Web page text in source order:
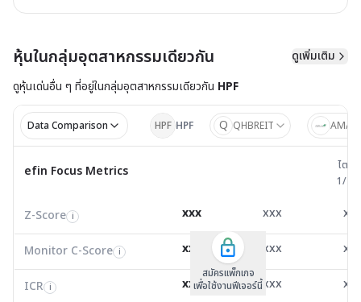
หุ้นในกลุ่มอุตสาหกรรมเดียวกัน
ดูเพิ่มเติม
ดูหุ้นเด่นอื่น ๆ ที่อยู่ในกลุ่มอุตสาหกรรมเดียวกัน HPF
Data Comparison HPF HPF Q QHBREIT
efin Focus Metrics ไตรมาส
Z-Score i 0.00 0.00
Monitor C-Score
0.00 0.00
ICR i 0.00 0.00
efin Focus Metrics
ไตรม
1/
Z-Score i
Monitor C-Score i
ICR i
สมัครแพ็คเกจ B
เพื่อใช้งานฟีเจอร์นี้
EV/EBITDA
FCF Yield i
FCF/Net Income
สมัครแพ็คเกจ B
เพื่อใช้งานฟีเจอร์นี้
Z-Score i xxx xxx
Monitor C-Score i xxx xxx
ICR i xxx xxx
สมัครแพ็กเกจ
เพื่อใช้งานฟีเจอร์นี้